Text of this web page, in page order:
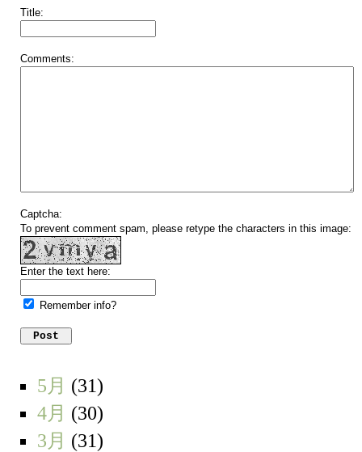
Title:
Comments:
Captcha:
To prevent comment spam, please retype the characters in this image:
Enter the text here:
Remember info?
5月 (31)
4月 (30)
3月 (31)